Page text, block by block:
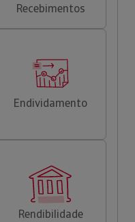
Recebimentos
Endividamento
Rendibilidade